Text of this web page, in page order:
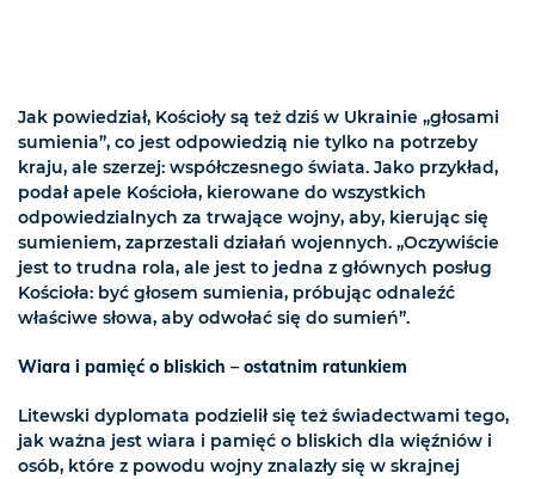
Jak powiedział, Kościoły są też dziś w Ukrainie „głosami
sumienia”, co jest odpowiedzią nie tylko na potrzeby
kraju, ale szerzej: współczesnego świata. Jako przykład,
podał apele Kościoła, kierowane do wszystkich
odpowiedzialnych za trwające wojny, aby, kierując się
sumieniem, zaprzestali działań wojennych. „Oczywiście
jest to trudna rola, ale jest to jedna z głównych posług
Kościoła: być głosem sumienia, próbując odnaleźć
właściwe słowa, aby odwołać się do sumień”.
Wiara i pamięć o bliskich – ostatnim ratunkiem
Litewski dyplomata podzielił się też świadectwami tego,
jak ważna jest wiara i pamięć o bliskich dla więźniów i
osób, które z powodu wojny znalazły się w skrajnej